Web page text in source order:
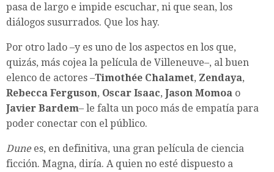
pasa de largo e impide escuchar, ni que sean, los
diálogos susurrados. Que los hay.
Por otro lado –y es uno de los aspectos en los que,
quizás, más cojea la película de Villeneuve–, al buen
elenco de actores –Timothée Chalamet, Zendaya,
Rebecca Ferguson, Oscar Isaac, Jason Momoa o
Javier Bardem– le falta un poco más de empatía para
poder conectar con el público.
Dunees, en definitiva, una gran película de ciencia
ficción. Magna, diría. A quien no esté dispuesto a